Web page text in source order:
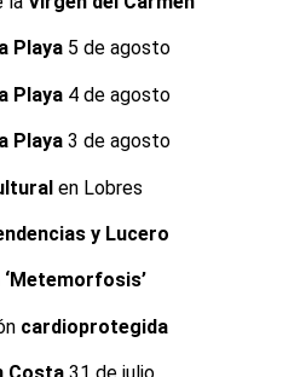
Playa 5 de agosto
Playa 4 de agosto
Playa 3 de agosto
en Lobres
y Lucero
‘Metemorfosis’
cardioprotegida